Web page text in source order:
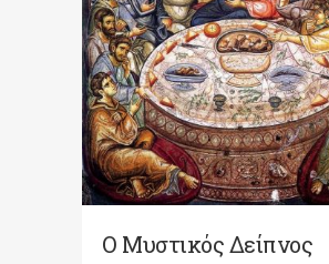
Ο Μυστικός Δείπνος